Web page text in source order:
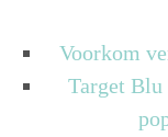
Voorkom
Target Blu